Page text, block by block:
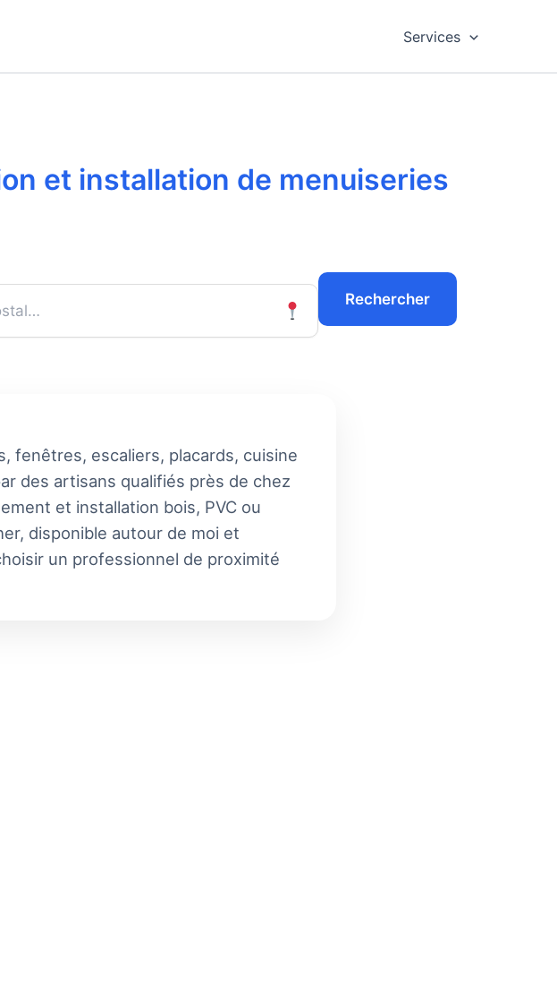
Services
et installation de menuiseries
Rechercher
fenêtres, escaliers, placards, cuisine
des artisans qualifiés près de chez
et installation bois, PVC ou
disponible autour de moi et
un professionnel de proximité